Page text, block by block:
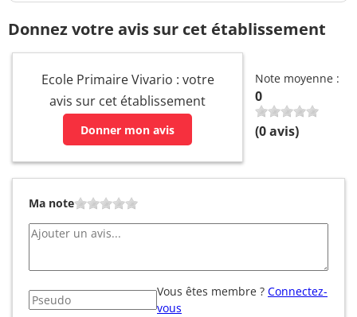
Donnez votre avis sur cet établissement
Ecole Primaire Vivario : votre
avis sur cet établissement
Donner mon avis
Note moyenne :
0
(0avis)
Ma note
Vous êtes membre ? Connectez-
vous